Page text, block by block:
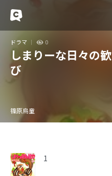
ドラマ 0
しまりーな日々の歓
び
篠原烏童
1